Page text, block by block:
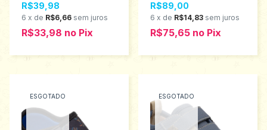
R$39,98
6 x de R$6,66 sem juros
R$33,98 no Pix
R$89,00
6 x de R$14,83 sem juros
R$75,65 no Pix
ESGOTADO ESGOTADO